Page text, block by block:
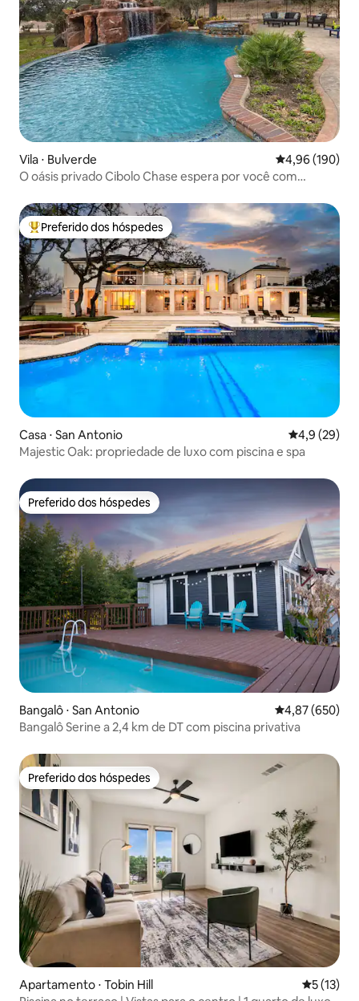
Vila ⋅ Bulverde 4,96 de uma
4,96 (190)
O oásis privado Cibolo Chase espera por você com
Entre os melhores preferidos dos hóspedes
Preferido dos hóspedes
Casa ⋅ San Antonio 4,9 de uma
4,9 (29)
Majestic Oak: propriedade de luxo com piscina e spa
Preferido dos hóspedes
Preferido dos hóspedes
Bangalô ⋅ San Antonio 4,87 de uma
4,87 (650)
Bangalô Serine a 2,4 km de DT com piscina privativa
Preferido dos hóspedes
Preferido dos hóspedes
Apartamento ⋅ Tobin Hill 5 de uma
5 (13)